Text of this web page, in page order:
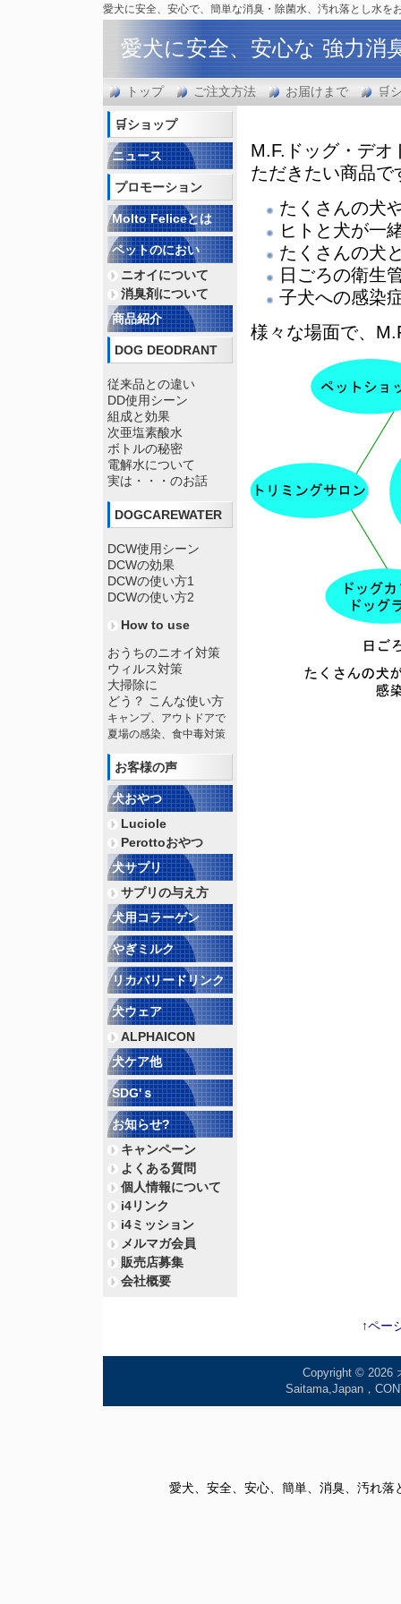
愛犬に安全、安心で、簡単な消臭・除菌水、汚れ落とし水を
愛犬に安全、安心な 強力
トップ ご注文方法 お届けまで 🛒
M.F.ドッグ・デオ
ただきたい商品で
たくさんの犬
ヒトと犬が一
たくさんの犬
日ごろの衛生
子犬への感染
様々な場面で、
🛒ショップ
ニュース
プロモーション
Molto Feliceとは
ペットのにおい
ニオイについて
消臭剤について
商品紹介
DOG DEODRANT
従来品との違い
DD使用シーン
組成と効果
次亜塩素酸水
ボトルの秘密
電解水について
実は・・・のお話
DOGCAREWATER
DCW使用シーン
DCWの効果
DCWの使い方1
DCWの使い方2
How to use
おうちのニオイ対策
ウィルス対策
大掃除に
どう？ こんな使い方
キャンプ、アウトドアで
夏場の感染、食中毒対策
お客様の声
犬おやつ
Luciole
Perottoおやつ
犬サプリ
サプリの与え方
犬用コラーゲン
やぎミルク
リカバリードリンク
犬ウェア
ALPHAICON
犬ケア他
SDG'ｓ
お知らせ?
キャンペーン
よくある質問
個人情報について
i4リンク
i4ミッション
メルマガ会員
販売店募集
会社概要
↑ペー
Copyright © 2026
Saitama,Japan，
愛犬、安全、安心、簡単、消臭、汚れ